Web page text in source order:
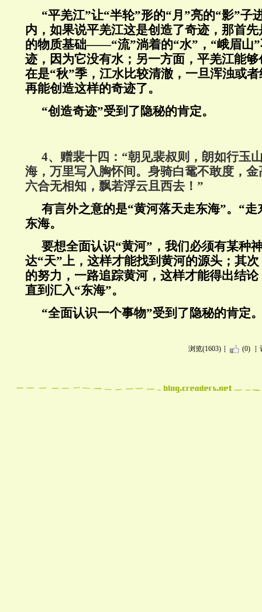
“平羌江”让“半轮”形的“月”亮的“影”子
内，如果说平羌江这是创造了奇迹，那首
的物质基础——“流”淌着的“水”，“峨眉山
迹，因为它没有水；另一方面，平羌江能
在是“秋”季，江水比较清澈，一旦浑浊或
再能创造这样的奇迹了。
“创造奇迹”受到了隐秘的肯定。
4、赠裴十四：“朝见裴叔则，朗如行玉
海，万里写入胸怀间。身骑白鼋不敢度，
六合无相知，飘若浮云且西去！”
有言外之意的是“黄河落天走东海”。“
东海。
要想全面认识“黄河”，我们必须有某种
达“天”上，这样才能找到黄河的源头；其
的努力，一路追踪黄河，这样才能得出结
直到汇入“东海”。
“全面认识一个事物”受到了隐秘的肯定
浏览(1603) (0)